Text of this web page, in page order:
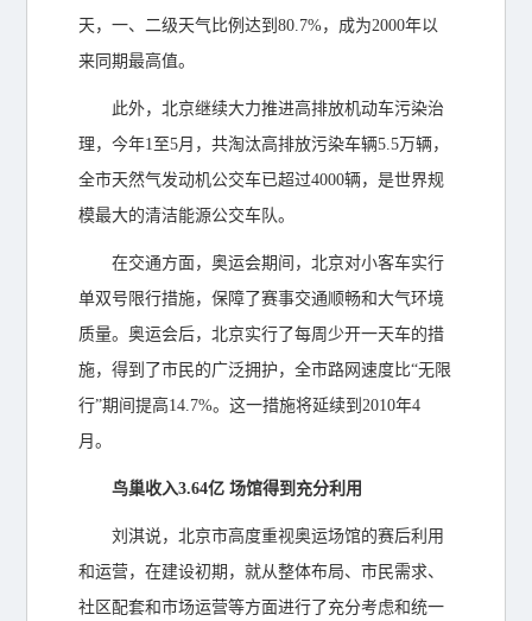
天，一、二级天气比例达到80.7%，成为2000年以
来同期最高值。
此外，北京继续大力推进高排放机动车污染治
理，今年1至5月，共淘汰高排放污染车辆5.5万辆，
全市天然气发动机公交车已超过4000辆，是世界规
模最大的清洁能源公交车队。
在交通方面，奥运会期间，北京对小客车实行
单双号限行措施，保障了赛事交通顺畅和大气环境
质量。奥运会后，北京实行了每周少开一天车的措
施，得到了市民的广泛拥护，全市路网速度比“无限
行”期间提高14.7%。这一措施将延续到2010年4
月。
鸟巢收入3.64亿 场馆得到充分利用
刘淇说，北京市高度重视奥运场馆的赛后利用
和运营，在建设初期，就从整体布局、市民需求、
社区配套和市场运营等方面进行了充分考虑和统一